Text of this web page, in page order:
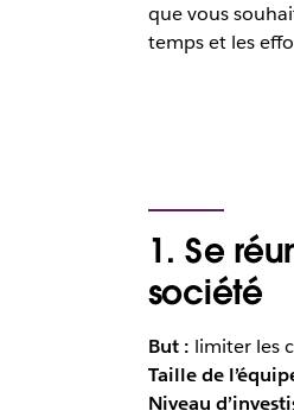
que vous
temps et les
1. Se
société
But : limiter les
Taille de
Niveau